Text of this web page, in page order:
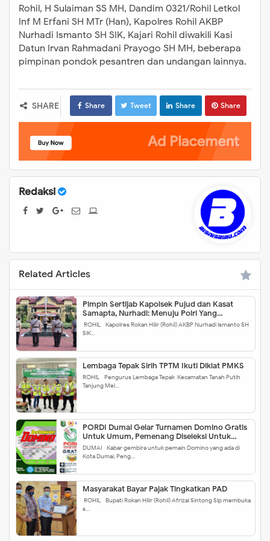
Sulaiman SS MH, Dandim 0321/Rohil
Letkol Inf M Erfani SH MTr (Han),
Kapolres Rohil AKBP Nurhadi
Ismanto SH SIK, Kajari Rohil diwakili
Prayogo SH MH, beberapa pimpinan
pondok pesantren dan undangan
lainnya.
Rohil, H Sulaiman SS MH, Dandim 0321/Rohil Letkol
Inf M Erfani SH MTr (Han), Kapolres Rohil AKBP
Nurhadi Ismanto SH SIK, Kajari Rohil diwakili Kasi
Datun Irvan Rahmadani Prayogo SH MH, beberapa
pimpinan pondok pesantren dan undangan lainnya.
SHARE Share Tweet Share Share
Redaksi
Related Articles
Pimpin Sertijab Kapolsek Pujud dan Kasat
Samapta, Nurhadi: Menuju Polri Yang
Profesional
ROHIL - Kapolres Rokan Hilir (Rohil) AKBP Nurhadi Ismanto SH
SIK…
Lembaga Tepak Sirih TPTM Ikuti Diklat PMKS
ROHIL - Pengurus Lembaga Tepak Kecamatan Tanah Putih
Tanjung Mel…
PORDI Dumai Gelar Turnamen Domino Gratis
Untuk Umum, Pemenang Diseleksi Untuk
Kejuaraan Riau
DUMAI - Kabar gembira untuk pemain Domino yang ada di
Kota Dumai, Peng…
Masyarakat Bayar Pajak Tingkatkan PAD
ROHIL - Bupati Rokan Hilir (Rohil) Afrizal Sintong SIp membuka
s…